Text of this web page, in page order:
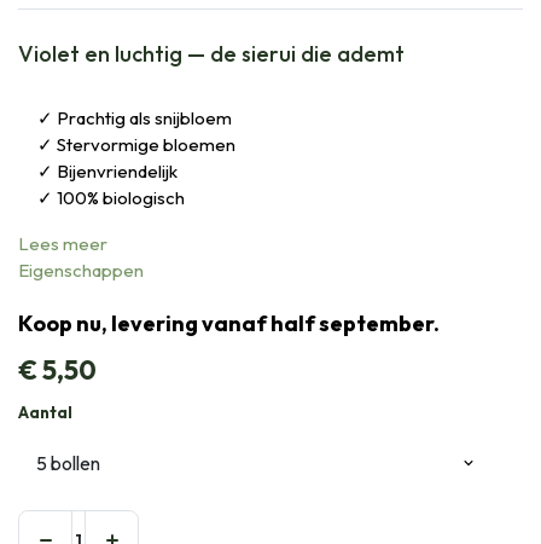
Violet en luchtig — de sierui die ademt
Prachtig als snijbloem
Stervormige bloemen
Bijenvriendelijk
100% biologisch
Lees meer
Eigenschappen
Koop nu, levering vanaf half september.
€5,50
Aantal